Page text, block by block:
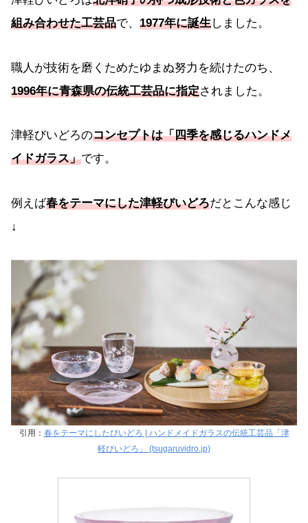
組み合わせた工芸品で、 1977年に誕生しました。
職人が技術を磨くためたゆまぬ努力を続けたのち、
1996年に青森県の伝統工芸品に指定されました。
津軽びいどろのコンセプトは「四季を感じるハンドメ
イドガラス」です。
例えば春をテーマにした津軽びいどろだとこんな感じ
↓
引用： 春をテーマにしたびいどろ | ハンドメイドガラスの伝統工芸品「津
軽びいどろ」 (tsugaruvidro.jp)